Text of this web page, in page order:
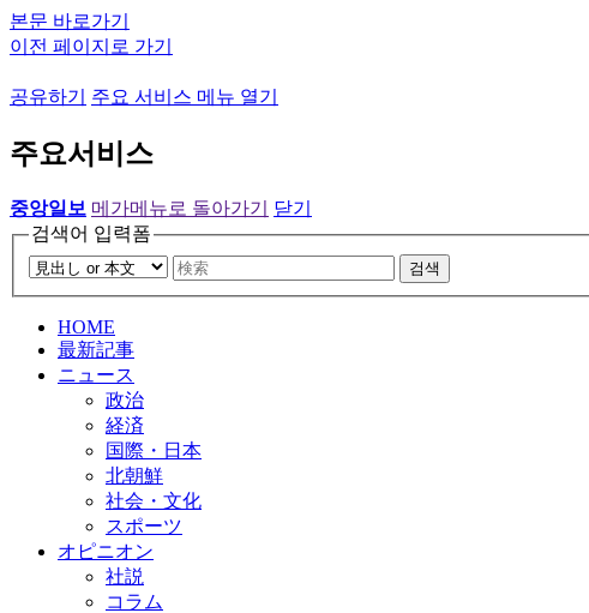
본문 바로가기
이전 페이지로 가기
공유하기 주요 서비스 메뉴 열기
주요서비스
중앙일보 메가메뉴로 돌아가기
닫기
검색어 입력폼
검색
HOME
最新記事
ニュース
政治
経済
国際・日本
北朝鮮
社会・文化
スポーツ
オピニオン
社説
コラム